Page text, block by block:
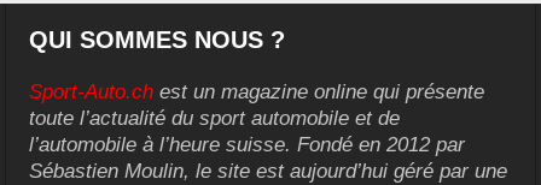
QUI SOMMES NOUS ?
Sport-Auto.ch est un magazine online qui présente
toute l’actualité du sport automobile et de
l’automobile à l’heure suisse. Fondé en 2012 par
Sébastien Moulin, le site est aujourd’hui géré par une